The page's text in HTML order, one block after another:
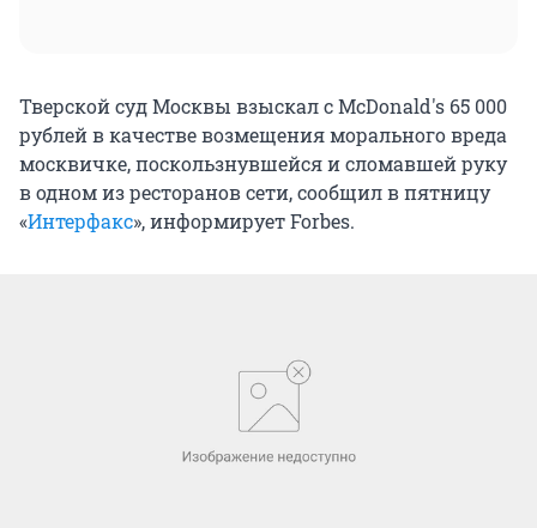
Тверской суд Москвы взыскал с McDonald's 65 000
рублей в качестве возмещения морального вреда
москвичке, поскользнувшейся и сломавшей руку
в одном из ресторанов сети, сообщил в пятницу
«Интерфакс», информирует Forbes.